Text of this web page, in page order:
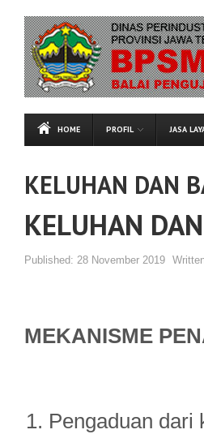
HOME PROFIL JASA
KELUHAN DAN
KELUHAN
Published: 28 November 2019
MEKANISME
Pengaduan dari